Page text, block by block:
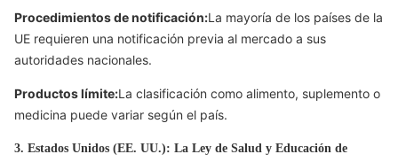
Procedimientos de notificación:La mayoría de los países de la
UE requieren una notificación previa al mercado a sus
autoridades nacionales.
Productos límite:La clasificación como alimento, suplemento o
medicina puede variar según el país.
3. Estados Unidos (EE. UU.): La Ley de Salud y Educación de